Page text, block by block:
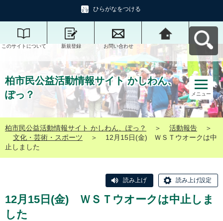
ひらがなをつける
このサイトについて 新規登録 お問い合わせ
柏市民公益活動情報
サイト かしわん、ぽ
っ？へ戻る
柏市民公益活動情報サイト かしわん、
ぽっ？
メニュー
柏市民公益活動情報サイト かしわん、ぽっ？ ＞ 活動報告
＞
文化・芸術・スポーツ
＞
12月15日(金) ＷＳＴウオークは中
止しました
読み上げ 読み上げ設定
12月15日(金) ＷＳＴウオークは中止しま
した